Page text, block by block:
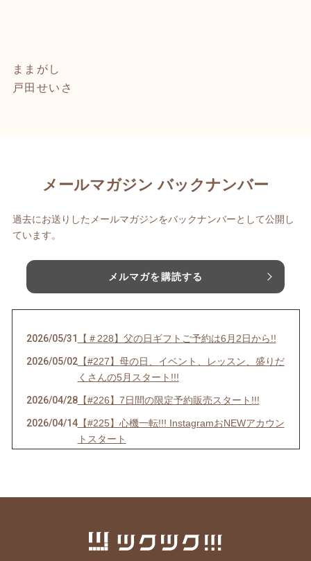
ままがし
戸田せいさ
メールマガジン バックナンバー
過去にお送りしたメールマガジンをバックナンバーとして公開し
ています。
メルマガを購読する
2026/05/31 【＃228】父の日ギフトご予約は6月2日から!!
2026/05/02【#227】母の日、イベント、レッスン、盛りだ
くさんの5月スタート!!!
2026/04/28【#226】7日間の限定予約販売スタート!!!
2026/04/14【#225】心機一転!!! InstagramおNEWアカウン
トスタート
2026/03/05【#223】ホワイトデーおやつのご予約は【本日
2026年ホワイトデーおやつ、ご予約スタート!!